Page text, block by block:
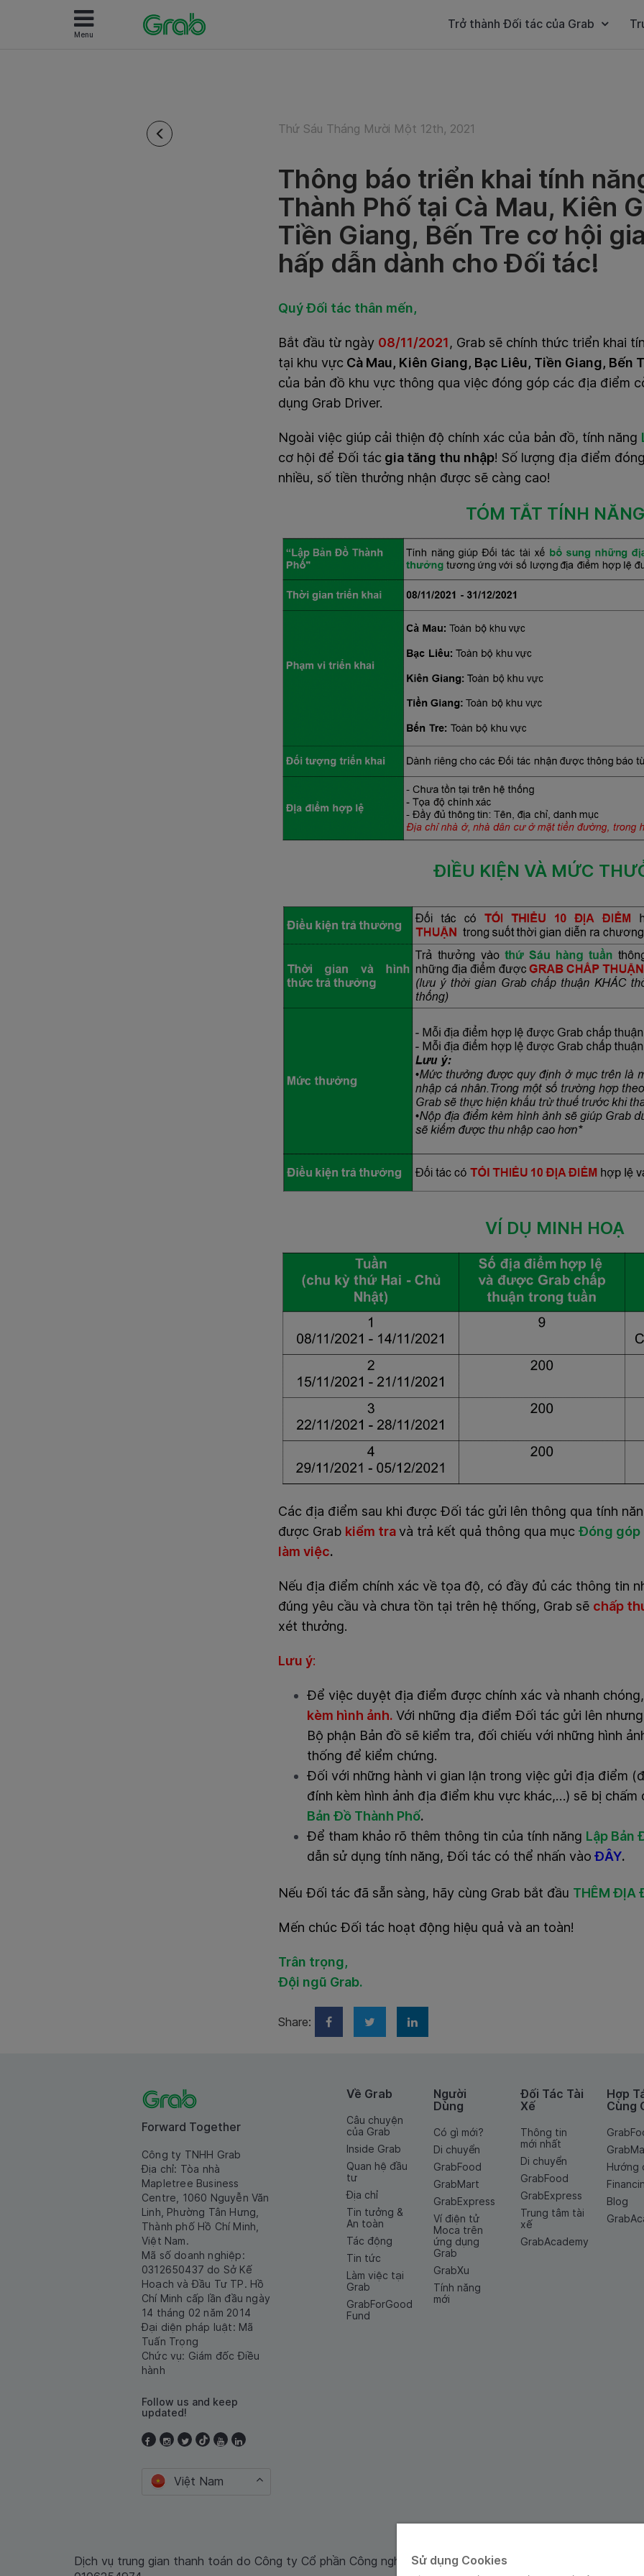
Menu
Trở thành Đối tác của Grab
Thứ Sáu Tháng Mười Một 12th, 2021
Thông báo triển khai tính
Thành Phố tại Cà Mau, Kiên
Tiền Giang, Bến Tre cơ hội
hấp dẫn dành cho Đối tác!
Quý Đối tác thân mến,
Bắt đầu từ ngày 08/11/2021, Grab sẽ chính thức triển khai
tại khu vực Cà Mau, Kiên Giang, Bạc Liêu, Tiền Giang, Bến
của bản đồ khu vực thông qua việc đóng góp các địa điểm
dụng Grab Driver.
Ngoài việc giúp cải thiện độ chính xác của bản đồ, tính năng
cơ hội để Đối tác gia tăng thu nhập! Số lượng địa điểm
nhiều, số tiền thưởng nhận được sẽ càng cao!
TÓM TẮT TÍNH NĂNG
ĐIỀU KIỆN VÀ MỨC
VÍ DỤ MINH HOẠ
Các địa điểm sau khi được Đối tác gửi lên thông qua tính
được Grab kiểm travà trả kết quả thông qua mục Đóng góp
làm việc.
Nếu địa điểm chính xác về tọa độ, có đầy đủ các thông tin
đúng yêu cầu và chưa tồn tại trên hệ thống, Grab sẽ chấp
xét thưởng.
Lưu ý:
Để việc duyệt địa điểm được chính xác và nhanh
kèm hình ảnh. Với những địa điểm Đối tác gửi lên
Bộ phận Bản đồ sẽ kiểm tra, đối chiếu với những hình
thống để kiểm chứng.
Đối với những hành vi gian lận trong việc gửi địa điểm
đính kèm hình ảnh địa điểm khu vực khác,…) sẽ bị
Bản Đồ Thành Phố.
Để tham khảo rõ thêm thông tin của tính năng Lập Bản
dẫn sử dụng tính năng, Đối tác có thể nhấn vào ĐÂY.
Nếu Đối tác đã sẵn sàng, hãy cùng Grab bắt đầu THÊM ĐỊA
Mến chúc Đối tác hoạt động hiệu quả và an toàn!
Trân trọng,
Đội ngũ Grab.
Share:
Forward Together
Công ty TNHH Grab
Địa chỉ: Tòa nhà
Mapletree Business
Centre, 1060 Nguyễn Văn
Linh, Phường Tân Hưng,
Thành phố Hồ Chí Minh,
Việt Nam.
Mã số doanh nghiệp:
0312650437 do Sở Kế
Hoạch và Đầu Tư TP. Hồ
Chí Minh cấp lần đầu ngày
14 tháng 02 năm 2014
Đại diện pháp luật: Mã
Tuấn Trọng
Chức vụ: Giám đốc Điều
hành
Follow us and keep
updated!
Việt Nam
Về Grab
Câu chuyện
của Grab
Inside Grab
Quan hệ đầu
tư
Địa chỉ
Tin tưởng &
An toàn
Tác động
Tin tức
Làm việc tại
Grab
GrabForGood
Fund
Người
Dùng
Có gì mới?
Di chuyển
GrabFood
GrabMart
GrabExpress
Ví điện tử
Moca trên
ứng dụng
Grab
GrabXu
Tính năng
mới
Đối Tác Tài
Xế
Thông tin
mới nhất
Di chuyển
GrabFood
GrabExpress
Trung tâm tài
xế
GrabAcademy
Hợp
Cùng
Hướng
Blog
Dịch vụ trung gian thanh toán do Công ty Cổ phần Công nghệ và Dịch Vụ Moca cung cấp. Mã số doanh
Sử dụng Cookies